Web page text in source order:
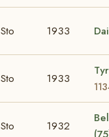
Sto 1933
Sto 1933
Sto 1932